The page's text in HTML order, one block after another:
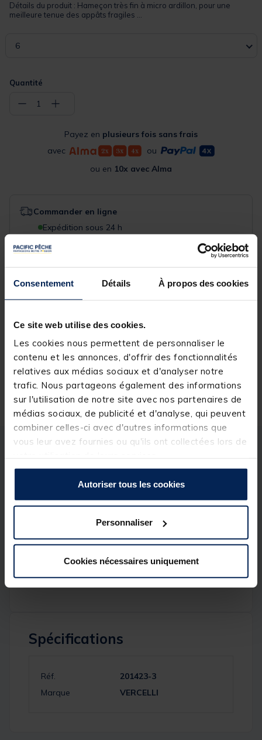
Consentement Détails À propos des cookies
Ce site web utilise des cookies.
Les cookies nous permettent de personnaliser le
contenu et les annonces, d'offrir des fonctionnalités
relatives aux médias sociaux et d'analyser notre
trafic. Nous partageons également des informations
sur l'utilisation de notre site avec nos partenaires de
médias sociaux, de publicité et d'analyse, qui peuvent
combiner celles-ci avec d'autres informations que
vous leur avez fournies ou qu'ils ont collectées lors de
Autoriser tous les cookies
Personnaliser
Cookies nécessaires uniquement
Détails du produit : Hameçon très fin à micro ardillon, pour une
meilleure tenue des appâts fragiles ...
6
Quantité
− 1 +
Payez en plusieurs fois sans frais
avec
ou
ou en 10x avec Alma
Commander en ligne
Expédition sous 24 h
Acheter en magasin
Livraison gratuite en point relais et magasin
Retour gratuit, 1 mois pour changer d’avis
Description & détails
Description
Hameçon très fin à micro ardillon, pour une meilleure
option pour le pêcheur souhaitant tirer profit des
de 25
Spécifications
Réf.
201423-3
Marque
VERCELLI